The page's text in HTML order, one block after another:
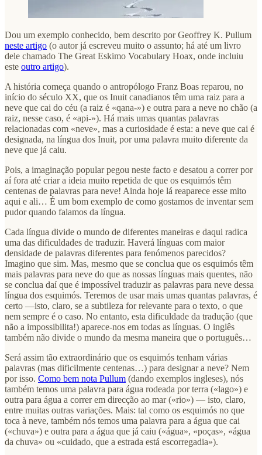
Dou um exemplo conhecido, bem descrito por Geoffrey K. Pullum
neste artigo (o autor já escreveu muito o assunto; há até um livro
dele chamado The Great Eskimo Vocabulary Hoax, onde incluiu
este outro artigo).
A história começa quando o antropólogo Franz Boas reparou, no
início do século XX, que os Inuit canadianos têm uma raiz para a
neve que cai do céu (a raiz é «qana-») e outra para a neve no chão (a
raiz, nesse caso, é «api-»). Há mais umas quantas palavras
relacionadas com «neve», mas a curiosidade é esta: a neve que cai é
designada, na língua dos Inuit, por uma palavra muito diferente da
neve que já caiu.
Pois, a imaginação popular pegou neste facto e desatou a correr por
aí fora até criar a ideia muito repetida de que os esquimós têm
centenas de palavras para neve! Ainda hoje lá reaparece esse mito
aqui e ali… É um bom exemplo de como gostamos de inventar sem
pudor quando falamos da língua.
Cada língua divide o mundo de diferentes maneiras e daqui radica
uma das dificuldades de traduzir. Haverá línguas com maior
densidade de palavras diferentes para fenómenos parecidos?
Imagino que sim. Mas, mesmo que se conclua que os esquimós têm
mais palavras para neve do que as nossas línguas mais quentes, não
se conclua daí que é impossível traduzir as palavras para neve dessa
língua dos esquimós. Teremos de usar mais umas quantas palavras, é
certo —isto, claro, se a subtileza for relevante para o texto, o que
nem sempre é o caso. No entanto, esta dificuldade da tradução (que
não a impossibilita!) aparece-nos em todas as línguas. O inglês
também não divide o mundo da mesma maneira que o português…
Será assim tão extraordinário que os esquimós tenham várias
palavras (mas dificilmente centenas…) para designar a neve? Nem
por isso. Como bem nota Pullum (dando exemplos ingleses), nós
também temos uma palavra para água rodeada por terra («lago») e
outra para água a correr em direcção ao mar («rio») — isto, claro,
entre muitas outras variações. Mais: tal como os esquimós no que
toca à neve, também nós temos uma palavra para a água que cai
(«chuva») e outra para a água que já caiu («água», «poças», «água
da chuva» ou «cuidado, que a estrada está escorregadia»).